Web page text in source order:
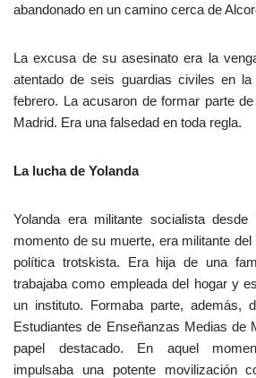
abandonado en un camino cerca de
La excusa de su asesinato era la
atentado de seis guardias civiles en
febrero. La acusaron de formar parte
Madrid. Era una falsedad en toda regla.
La lucha de Yolanda
Yolanda era militante socialista
momento de su muerte, era militante
política trotskista. Era hija de una
trabajaba como empleada del hogar y
un instituto. Formaba parte, además,
Estudiantes de Enseñanzas Medias de
papel destacado. En aquel
impulsaba una potente movilización